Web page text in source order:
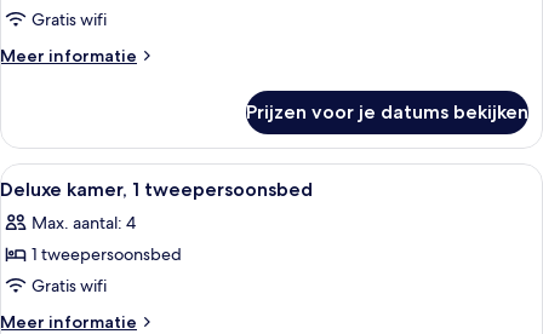
kamer
(Valley
Superior)
laden
Gratis wifi
Meer informatie
Meer
kamer
(Valley
View
Superior)
Prijzen voor je datums bekijken
Alle
foto's
voor
Deluxe
kamer,
1
Een groot bed met een houten
11
Deluxe kamer, 1 tweepersoonsbed
Max. aantal: 4
1 tweepersoonsbed
Gratis wifi
Meer informatie
Meer